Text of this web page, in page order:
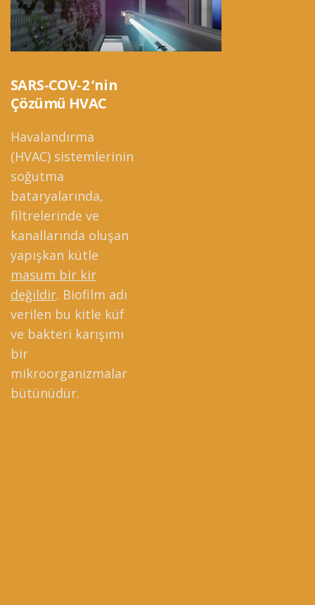
SARS-COV-2 ‘nin
Çözümü HVAC
Havalandırma
(HVAC) sistemlerinin
soğutma
bataryalarında,
filtrelerinde ve
kanallarında oluşan
yapışkan kütle
masum bir kir
değildir. Biofilm adı
verilen bu kitle küf
ve bakteri karışımı
bir
mikroorganizmalar
bütünüdür.